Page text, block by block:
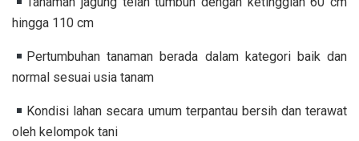
hingga 110 cm
Pertumbuhan tanaman berada dalam kategori baik dan
normal sesuai usia tanam
Kondisi lahan secara umum terpantau bersih dan terawat
oleh kelompok tani